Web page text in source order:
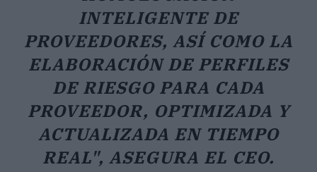
INTELIGENTE DE
PROVEEDORES, ASÍ COMO LA
ELABORACIÓN DE PERFILES
DE RIESGO PARA CADA
PROVEEDOR, OPTIMIZADA Y
ACTUALIZADA EN TIEMPO
REAL", ASEGURA EL CEO.